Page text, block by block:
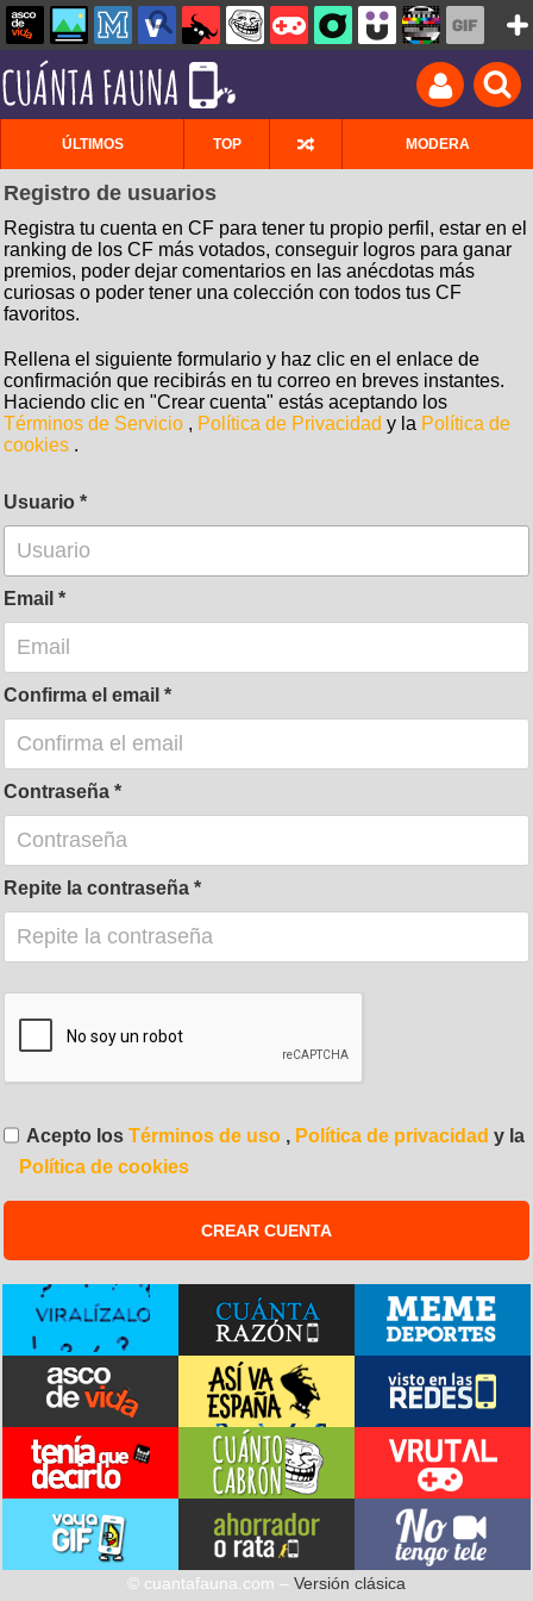
ÚLTIMOS TOP MODERA
Registro de usuarios
Registra tu cuenta en CF para tener tu propio perfil, estar en el
ranking de los CF más votados, conseguir logros para ganar
premios, poder dejar comentarios en las anécdotas más
curiosas o poder tener una colección con todos tus CF
favoritos.
Rellena el siguiente formulario y haz clic en el enlace de
confirmación que recibirás en tu correo en breves instantes.
Haciendo clic en "Crear cuenta" estás aceptando los
Términos de Servicio , Política de Privacidad y la Política de
cookies .
Usuario
Email
Confirma el email
Contraseña
Repite la contraseña
Acepto los Términos de uso , Política de privacidad y la
Política de cookies
© cuantafauna.com – Versión clásica